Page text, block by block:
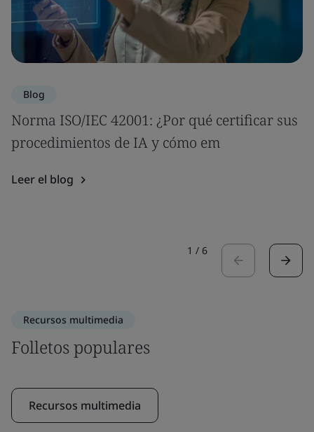
Blog
Norma ISO/IEC 42001: ¿Por qué certificar sus
procedimientos de IA y cómo em
Leer el blog
1 / 6
Recursos multimedia
Folletos populares
Recursos multimedia